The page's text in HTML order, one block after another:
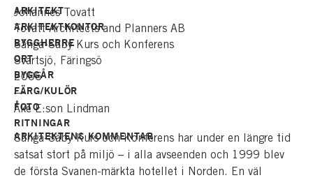
ARKITEKTENS KOMMENTAR
Sånga-Säby Kurs och Konferens har under en längre tid
satsat stort på miljö – i alla avseenden och 1999 blev
de första Svanen-märkta hotellet i Norden. En väl
ARKITEKT
Johannes Tovatt
ARKITEKTKONTOR
Tovatt Architects and Planners AB
BYGGHERRE
Sånga-Säby Kurs och Konferens
ORT
Svartsjö, Färingsö
BYGGÅR
2006
FÄRG/KULÖR
—
FOTO
Åke E:son Lindman
RITNINGAR